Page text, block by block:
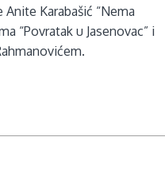
Karabašić “Nema
“Povratak u Jasenovac” i